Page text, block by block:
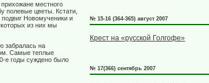
местного
полевые цветы. Кстати,
Новомученики и
из них мы
забралась на
Самые теплые
е годы суждено было
№ 15-16 (364-365) август 2007
Крест на «русской Голгофе»
№ 17(366) сентябрь 2007